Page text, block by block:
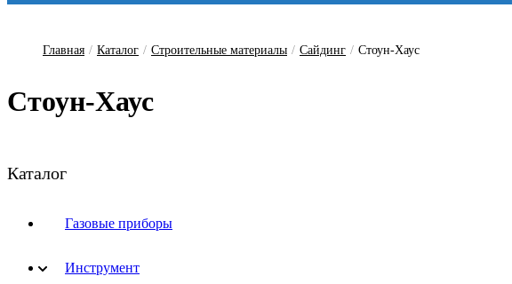
Главная / Каталог / Строительные материалы / Сайдинг / Стоун-Хаус
Стоун-Хаус
Каталог
Газовые приборы
Инструмент